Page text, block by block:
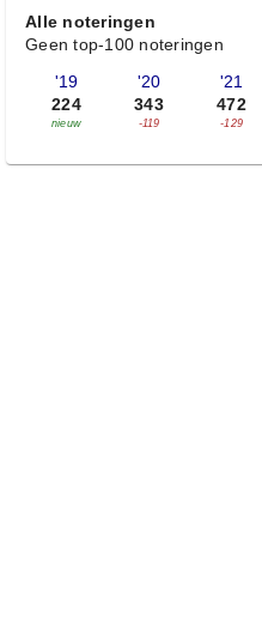
Alle noteringen
Geen top-100 noteringen
'19
224
nieuw
'20
343
-119
'21
472
-129